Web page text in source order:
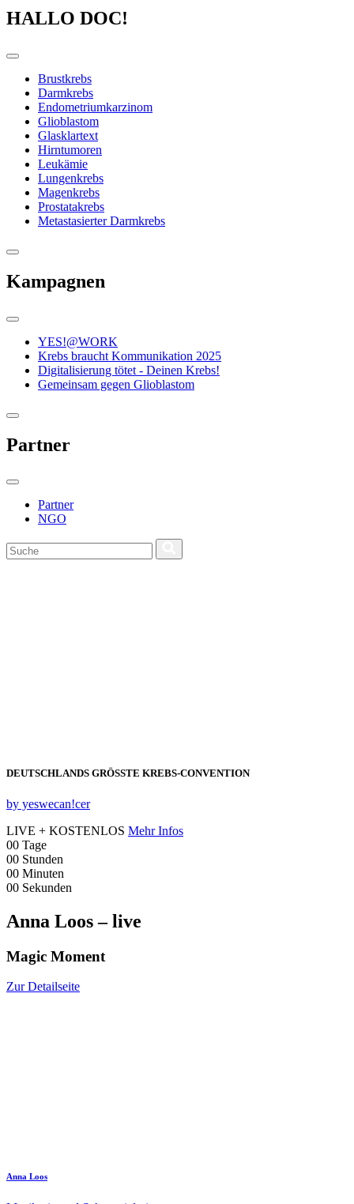
HALLO DOC!
Brustkrebs
Darmkrebs
Endometriumkarzinom
Glioblastom
Glasklartext
Hirntumoren
Leukämie
Lungenkrebs
Magenkrebs
Prostatakrebs
Metastasierter Darmkrebs
Kampagnen
YES!@WORK
Krebs braucht Kommunikation 2025
Digitalisierung tötet - Deinen Krebs!
Gemeinsam gegen Glioblastom
Partner
Partner
NGO
DEUTSCHLANDS GRÖSSTE KREBS‑CONVENTION
by yeswecan!cer
LIVE + KOSTENLOS Mehr Infos
00 Tage
00 Stunden
00 Minuten
00 Sekunden
Anna Loos – live
Magic Moment
Zur Detailseite
Anna Loos